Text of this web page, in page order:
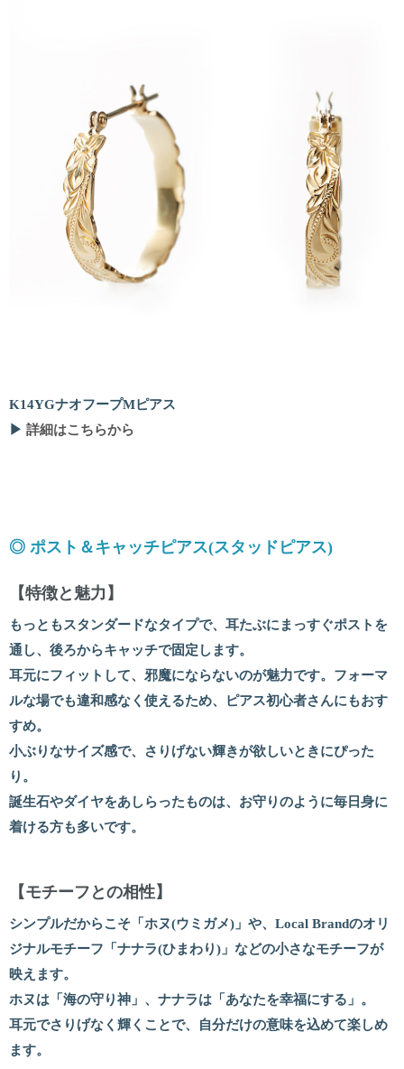
K14YGナオフープMピアス
▶ 詳細はこちらから
◎ ポスト＆キャッチピアス(スタッドピアス)
【特徴と魅力】
もっともスタンダードなタイプで、耳たぶにまっすぐポストを
通し、後ろからキャッチで固定します。
耳元にフィットして、邪魔にならないのが魅力です。フォーマ
ルな場でも違和感なく使えるため、ピアス初心者さんにもおす
すめ。
小ぶりなサイズ感で、さりげない輝きが欲しいときにぴった
り。
誕生石やダイヤをあしらったものは、お守りのように毎日身に
着ける方も多いです。
【モチーフとの相性】
シンプルだからこそ「ホヌ(ウミガメ)」や、Local Brandのオリ
ジナルモチーフ「ナナラ(ひまわり)」などの小さなモチーフが
映えます。
ホヌは「海の守り神」、ナナラは「あなたを幸福にする」。
耳元でさりげなく輝くことで、自分だけの意味を込めて楽しめ
ます。